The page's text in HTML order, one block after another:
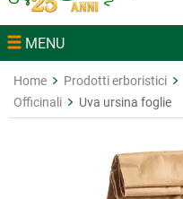
MENU
Home Prodotti erboristici
Officinali
Uva ursina foglie